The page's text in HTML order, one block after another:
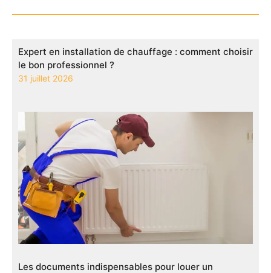
Expert en installation de chauffage : comment choisir
le bon professionnel ?
31 juillet 2026
Les documents indispensables pour louer un